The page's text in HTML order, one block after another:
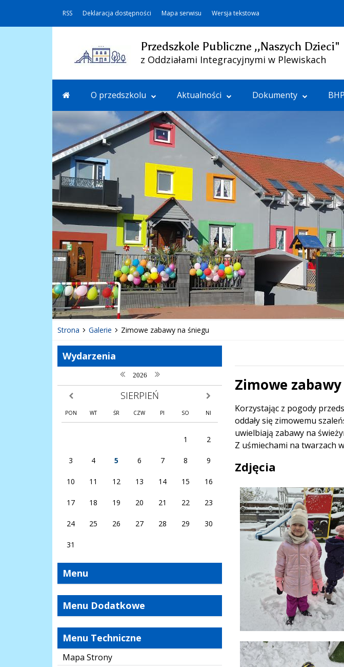
RSS Deklaracja dostępności Mapa serwisu Wersja tekstowa
Przedszkole Publiczne ,,Naszych Dzieci"
z Oddziałami Integracyjnymi w Plewiskach
O przedszkolu Aktualności Dokumenty BHP
Strona Galerie Zimowe zabawy na śniegu
Wydarzenia
poprzedni rok
2026 następny rok
poprzedni miesiąc SIERPIEŃ następny miesiąc
PON WT ŚR CZW PI SO NI
1 2
3 4 5 6 7 8 9
10 11 12 13 14 15 16
17 18 19 20 21 22 23
24 25 26 27 28 29 30
31
Menu
Menu Dodatkowe
Menu Techniczne
Mapa Strony
Zimowe
Treść
Korzystając z pogody
oddały się zimowemu
uwielbiają zabawy na
Z uśmiechami na twarzach
Zdjęcia